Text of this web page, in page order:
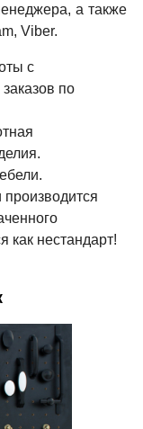
а также
Viber.
с
по
производится
как нестандарт!